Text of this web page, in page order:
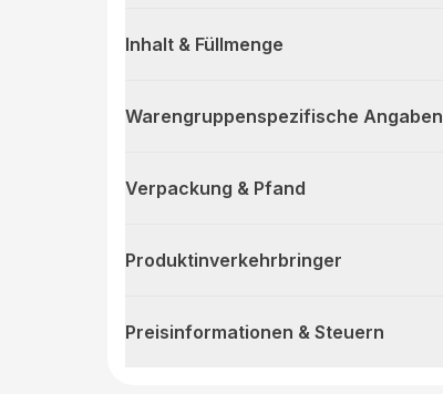
Inhalt & Füllmenge
Warengruppenspezifische Angaben
Verpackung & Pfand
Produktinverkehrbringer
Preisinformationen & Steuern